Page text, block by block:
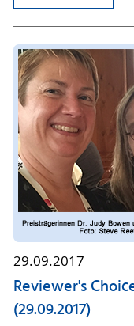
29.09.2017
Reviewer's
(29.09.2017)